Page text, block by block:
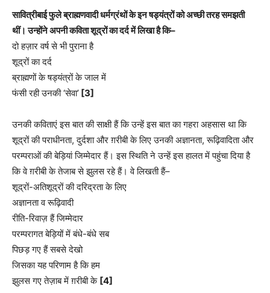
सावित्रीबाई फुले ब्राह्मणवादी धर्मग्रंथों के इन षड्यंत्रों को अच्छी तरह समझती
थीं। उन्होंने अपनी कविता शूद्रों का दर्द में लिखा है कि–
दो हज़ार वर्ष से भी पुराना है
शूद्रों का दर्द
ब्राह्मणों के षड्यंत्रों के जाल में
फंसी रही उनकी ‘सेवा’ [3]
उनकी कविताएं इस बात की साक्षी हैं कि उन्हें इस बात का गहरा अहसास था कि
शूद्रों की पराधीनता, दुर्दशा और ग़रीबी के लिए उनकी अज्ञानता, रूढ़िवादिता और
परम्पराओं की बेड़ियां जिम्मेदार हैं। इस स्थिति ने उन्हें इस हालत में पहुंचा दिया है
कि वे ग़रीबी के तेजाब से झुलस रहे हैं। वे लिखती हैं–
शूद्रों-अतिशूद्रों की दरिद्रता के लिए
अज्ञानता व रूढ़िवादी
रीति-रिवाज़ हैं जिम्मेदार
परम्परागत बेड़ियों में बंधे-बंधे सब
पिछड़ गए हैं सबसे देखो
जिसका यह परिणाम है कि हम
झुलस गए तेज़ाब में ग़रीबी के [4]